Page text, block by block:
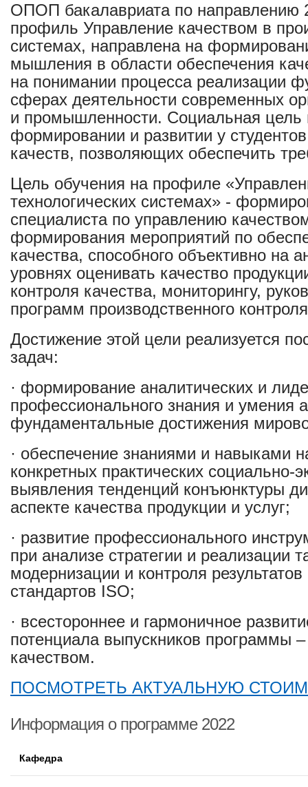
ОПОП бакалавриата по направлению
профиль Управление качеством в
системах, направлена на
мышления в области обеспечения
на понимании процесса реализации
сферах деятельности современных
и промышленности. Социальная цель
формировании и развитии у
качеств, позволяющих обеспечить
Цель обучения на профиле
технологических системах» -
специалиста по управлению
формирования мероприятий по
качества, способного объективно на
уровнях оценивать качество
контроля качества, мониторингу,
программ производственного
Достижение этой цели реализуется
задач:
· формирование аналитических и
профессионального знания и умения
фундаментальные достижения
· обеспечение знаниями и навыками
конкретных практических социально-
выявления тенденций конъюнктуры
аспекте качества продукции и услуг;
· развитие профессионального
при анализе стратегии и реализации
модернизации и контроля
стандартов ISO;
· всестороннее и гармоничное
потенциала выпускников программы
качеством.
ПОСМОТРЕТЬ АКТУАЛЬНУЮ
Информация о программе 2022
Кафедра